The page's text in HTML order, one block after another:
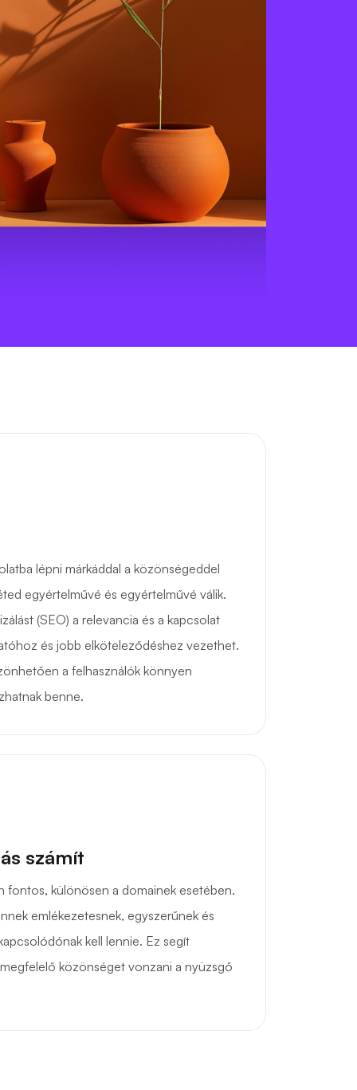
lépni márkáddal a közönségeddel
egyértelművé és egyértelművé válik.
(SEO) a relevancia és a kapcsolat
és jobb elköteleződéshez vezethet.
a felhasználók könnyen
benne.
számít
fontos, különösen a domainek esetében.
emlékezetesnek, egyszerűnek és
kell lennie. Ez segít
közönséget vonzani a nyüzsgő